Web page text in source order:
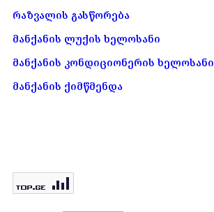
რაზვალის გასწორება
მანქანის ლუქის ხელოსანი
მანქანის კონდიციონერის ხელოსანი
მანქანის ქიმწმენდა